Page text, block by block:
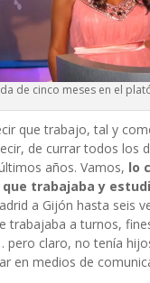
de cinco meses en el
que trabajo, tal y
de currar todos los
años. Vamos, lo
trabajaba y
a Gijón hasta seis
trabajaba a turnos,
pero claro, no tenía
en medios de